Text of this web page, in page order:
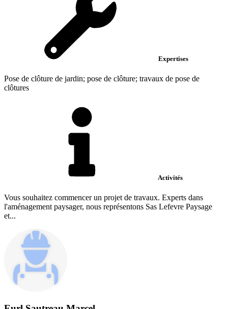
Expertises
Pose de clôture de jardin; pose de clôture; travaux de pose de
clôtures
Activités
Vous souhaitez commencer un projet de travaux. Experts dans
l'aménagement paysager, nous représentons Sas Lefevre Paysage
et...